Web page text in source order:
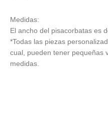
Medidas:
El ancho del pisacorbatas es
*Todas las piezas
cual, pueden tener pequeñas
medidas.